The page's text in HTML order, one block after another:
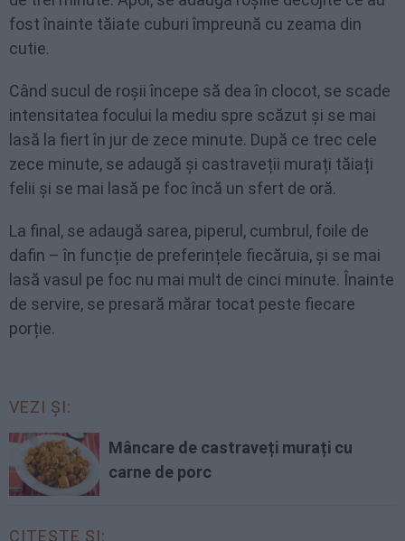
fost înainte tăiate cuburi împreună cu zeama din
cutie.
Când sucul de roșii începe să dea în clocot, se scade
intensitatea focului la mediu spre scăzut și se mai
lasă la fiert în jur de zece minute. După ce trec cele
zece minute, se adaugă și castraveții murați tăiați
felii și se mai lasă pe foc încă un sfert de oră.
La final, se adaugă sarea, piperul, cumbrul, foile de
dafin – în funcție de preferințele fiecăruia, și se mai
lasă vasul pe foc nu mai mult de cinci minute. Înainte
de servire, se presară mărar tocat peste fiecare
porție.
VEZI ȘI:
Mâncare de castraveți murați cu
carne de porc
CITEȘTE ȘI: